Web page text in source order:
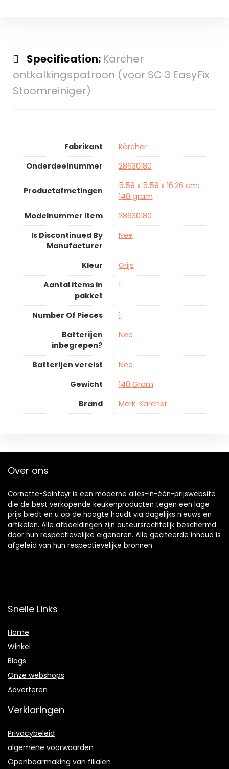
Specification: Kärcher
ontkalkingspatroon (voor SC 3 EasyFix
Stoomreiniger)
Fabrikant
Kärcher
Onderdeelnummer
28630180
Productafmetingen
5.59 x 5.59 x 16.26 cm;
140 gram
Modelnummer item
28630180
Is Discontinued By
Manufacturer
Nee
Kleur
Grijs
Aantal items in
pakket
1
Number Of Pieces
1
Batterijen
inbegrepen?
Nee
Batterijen vereist
Nee
Gewicht
140 Gram
Brand
Merk: Kärcher
Over ons
Cornette-Saintcyr is een moderne alles-in-één-prijswebsite
die de best verkopende keukenproducten tegen een lage
prijs biedt en u op de hoogte houdt via dagelijks nieuws en
artikelen. Alle afbeeldingen zijn auteursrechtelijk beschermd
door hun respectievelijke eigenaren. Alle geciteerde inhoud is
afgeleid van hun respectievelijke bronnen.
Snelle Links
Home
Winkel
Blogs
Onze webshops
Adverteren
Verklaringen
Privacybeleid
algemene voorwaarden
Openbaarmaking van filialen